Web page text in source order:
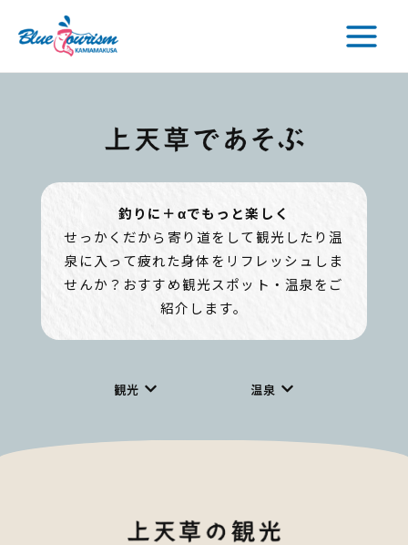
Menu
釣りに＋αでもっと楽しく
せっかくだから寄り道をして観光したり温
泉に入って疲れた身体をリフレッシュしま
せんか？ おすすめ観光スポット・温泉をご
紹介します。
観光 温泉